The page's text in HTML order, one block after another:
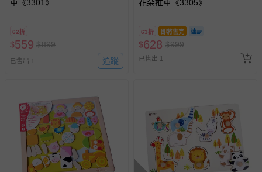
商品實際的配達日期，可於訂單個人資料內的查詢訂單內，
已出貨通知之訊息為主。
若您對於會員帳號、商品訂購與資訊、購物流程、付款方
式、折價券與購物金的使用、退貨及商品運送方式等有疑
問，你可詳見：媽咪愛客服中心
。
預購商品：預購為海外同步代購，遇缺貨即會通知媽咪並協
助取消退款事宜。
車《3301》
62折
$559 $899
已售出 1 追蹤
花朵推車《3305》
63折 即將售完
$628 $999
已售出 1